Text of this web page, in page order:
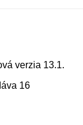
verzia 13.1.
16